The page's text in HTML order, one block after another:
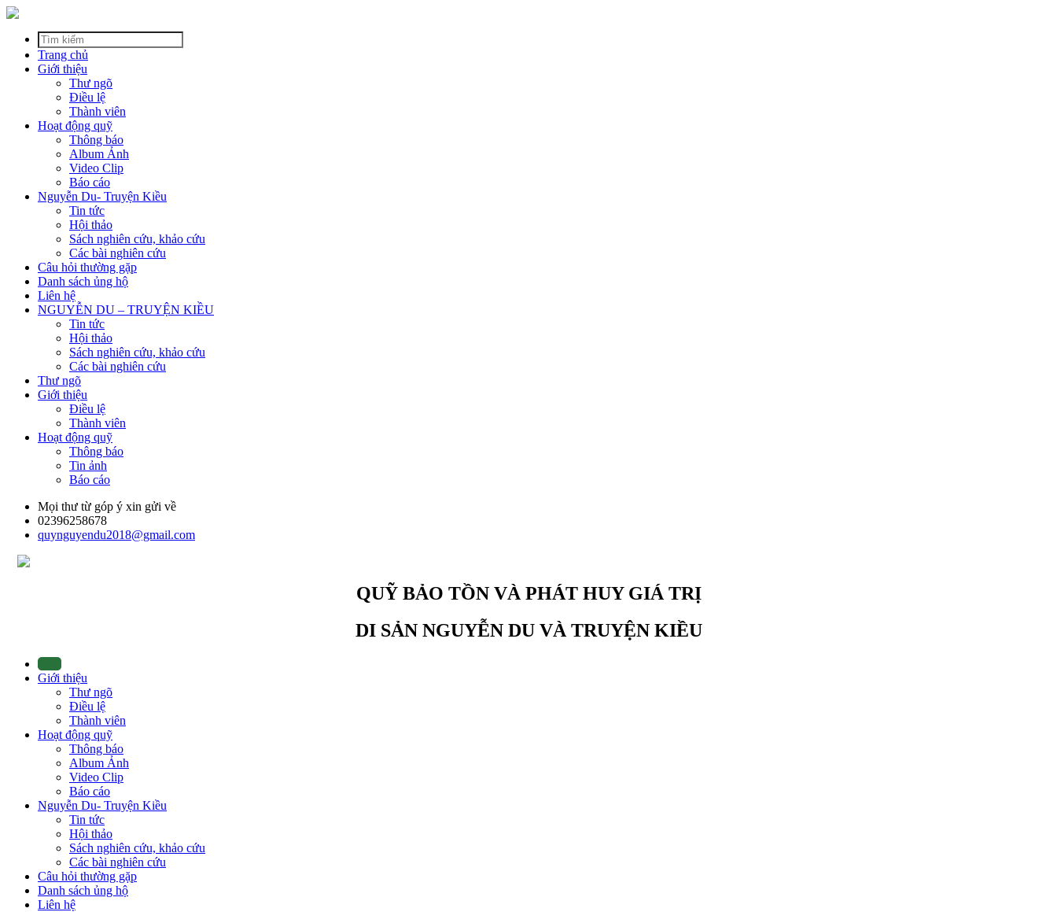
Trang chủ
Giới thiệu
Thư ngõ
Điều lệ
Thành viên
Hoạt động quỹ
Thông báo
Album Ảnh
Video Clip
Báo cáo
Nguyễn Du- Truyện Kiều
Tin tức
Hội thảo
Sách nghiên cứu, khảo cứu
Các bài nghiên cứu
Câu hỏi thường gặp
Danh sách ủng hộ
Liên hệ
NGUYỄN DU – TRUYỆN KIỀU
Tin tức
Hội thảo
Sách nghiên cứu, khảo cứu
Các bài nghiên cứu
Thư ngõ
Giới thiệu
Điều lệ
Thành viên
Hoạt động quỹ
Thông báo
Tin ảnh
Báo cáo
Mọi thư từ góp ý xin gửi về
02396258678
quynguyendu2018@gmail.com
QUỸ BẢO TỒN VÀ PHÁT HUY GIÁ TRỊ
DI SẢN NGUYỄN DU VÀ TRUYỆN KIỀU
Giới thiệu
Thư ngõ
Điều lệ
Thành viên
Hoạt động quỹ
Thông báo
Album Ảnh
Video Clip
Báo cáo
Nguyễn Du- Truyện Kiều
Tin tức
Hội thảo
Sách nghiên cứu, khảo cứu
Các bài nghiên cứu
Câu hỏi thường gặp
Danh sách ủng hộ
Liên hệ